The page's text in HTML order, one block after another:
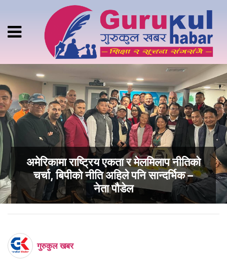
अमेरिकामा राष्ट्रिय एकता र मेलमिलाप नीतिको
चर्चा, बिपीको नीति अहिले पनि सान्दर्भिक –
नेता पौडेल
गुरुकुल खबर